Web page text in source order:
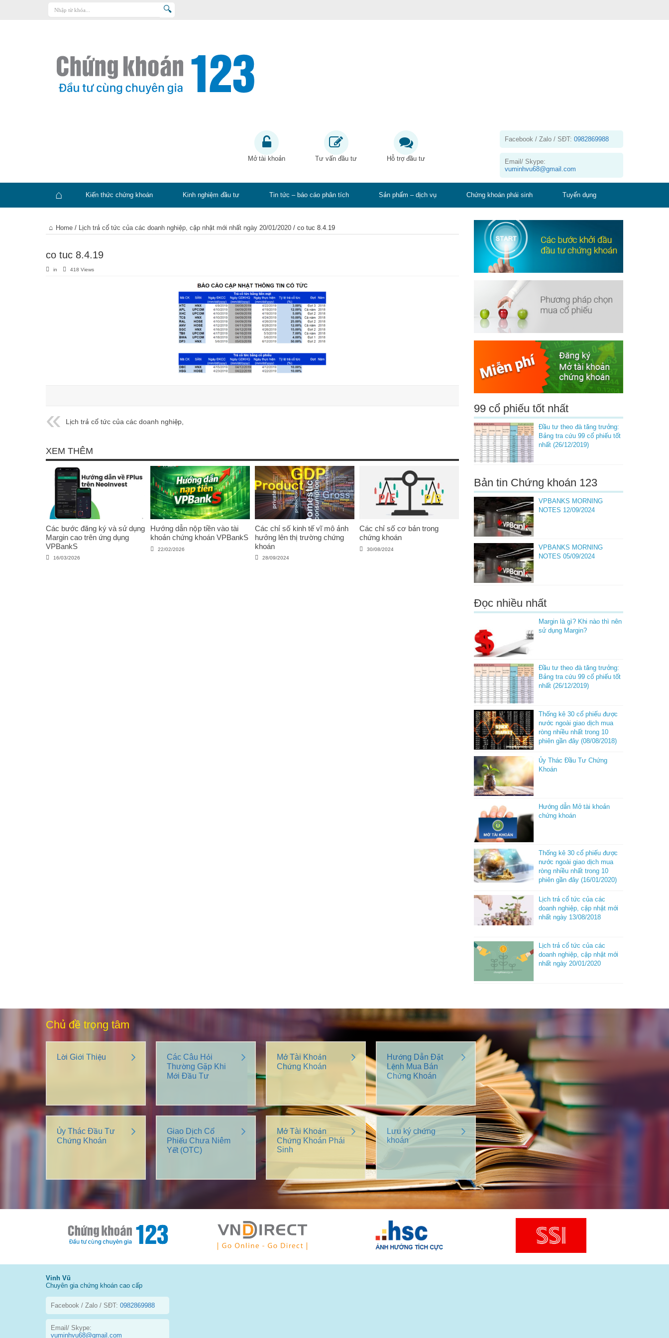
Kiến thức chứng khoán
Kinh nghiệm đầu tư
Tin tức – báo cáo phân tích
Mở tài khoản Tư vấn đầu tư Hỗ trợ đầu tư
Facebook / Zalo / SĐT: 0982869988
Email/ Skype:
vuminhvu68@gmail.com
Trang
chủ
Kiến thức chứng khoán Kinh nghiệm đầu tư Tin tức – báo cáo phân tích Sản phẩm – dịch vụ Chứng khoán phái sinh Tuyển dụng
Home / Lịch trả cổ tức của các doanh nghiệp, cập nhật mới nhất ngày 20/01/2020 / co tuc 8.4.19
co tuc 8.4.19
in 418 Views
Lịch trả cổ tức của các doanh nghiệp,
XEM THÊM
Các bước đăng ký và sử dụng
Margin cao trên ứng dụng
VPBankS
16/03/2026
Hướng dẫn nộp tiền vào tài
khoản chứng khoán VPBankS
22/02/2026
Các chỉ số kinh tế vĩ mô ảnh
hưởng lên thị trường chứng
khoán
28/09/2024
Các chỉ số cơ bản trong
chứng khoán
30/08/2024
99 cổ phiếu tốt nhất
Đầu tư theo đà tăng trưởng:
Bảng tra cứu 99 cổ phiếu tốt
nhất (26/12/2019)
Bản tin Chứng khoán 123
VPBANKS MORNING
NOTES 12/09/2024
VPBANKS MORNING
NOTES 05/09/2024
Đọc nhiều nhất
Margin là gì? Khi nào thì nên
sử dụng Margin?
Đầu tư theo đà tăng trưởng:
Bảng tra cứu 99 cổ phiếu tốt
nhất (26/12/2019)
Thống kê 30 cổ phiếu được
nước ngoài giao dịch mua
ròng nhiều nhất trong 10
phiên gần đây (08/08/2018)
Ủy Thác Đầu Tư Chứng
Khoán
Hướng dẫn Mở tài khoản
chứng khoán
Thống kê 30 cổ phiếu được
nước ngoài giao dịch mua
ròng nhiều nhất trong 10
phiên gần đây (16/01/2020)
Lịch trả cổ tức của các
doanh nghiệp, cập nhật mới
nhất ngày 13/08/2018
Lịch trả cổ tức của các
doanh nghiệp, cập nhật mới
nhất ngày 20/01/2020
Chủ đề trọng tâm
Lời Giới Thiệu
Các Câu Hỏi
Thường Gặp Khi
Mới Đầu Tư
Mở Tài Khoản
Chứng Khoán
Hướng Dẫn Đặt
Lệnh Mua Bán
Chứng Khoán
Ủy Thác Đầu Tư
Chứng Khoán
Giao Dịch Cổ
Phiếu Chưa Niêm
Yết (OTC)
Mở Tài Khoản
Chứng Khoán Phái
Sinh
Lưu ký chứng
khoán
Vinh Vũ
Chuyên gia chứng khoán cao cấp
Facebook / Zalo / SĐT: 0982869988
Email/ Skype:
vuminhvu68@gmail.com